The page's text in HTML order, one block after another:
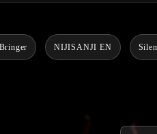
NIJISANJI EN